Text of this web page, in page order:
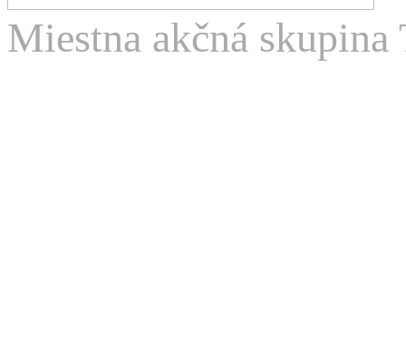
Miestna akčná skupina